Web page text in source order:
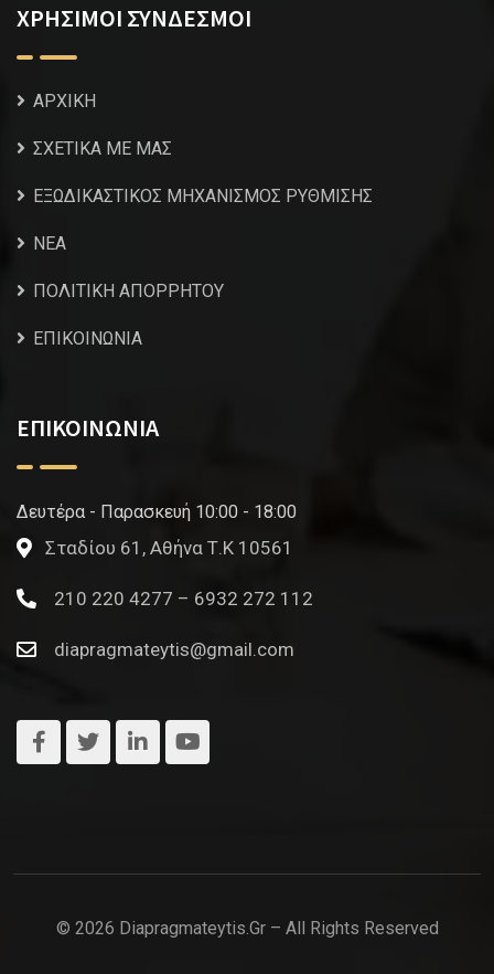
ΧΡΗΣΙΜΟΙ ΣΥΝΔΕΣΜΟΙ
ΑΡΧΙΚΗ
ΣΧΕΤΙΚΑ ΜΕ ΜΑΣ
ΕΞΩΔΙΚΑΣΤΙΚΟΣ ΜΗΧΑΝΙΣΜΟΣ ΡΥΘΜΙΣΗΣ
NEA
ΠΟΛΙΤΙΚΗ ΑΠΟΡΡΗΤΟΥ
ΕΠΙΚΟΙΝΩΝΙΑ
ΕΠΙΚΟΙΝΩΝΙΑ
Δευτέρα - Παρασκευή 10:00 - 18:00
Σταδίου 61, Αθήνα Τ.Κ 10561
210 220 4277 – 6932 272 112
diapragmateytis@gmail.com
© 2026 Diapragmateytis.gr – All Rights Reserved